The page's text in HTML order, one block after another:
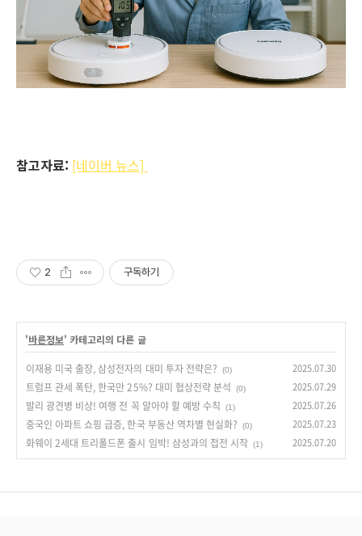
참고자료: [네이버 뉴스]
2 구독하기
'바른정보' 카테고리의 다른 글
이재용 미국 출장, 삼성전자의 대미 투자 전략은? (0) 2025.07.30
트럼프 관세 폭탄, 한국만 25%? 대미 협상전략 분석 (0) 2025.07.29
발리 광견병 비상! 여행 전 꼭 알아야 할 예방 수칙 (1) 2025.07.26
중국인 아파트 쇼핑 급증, 한국 부동산 역차별 현실화? (0) 2025.07.23
화웨이 2세대 트리폴드폰 출시 임박! 삼성과의 접전 시작 (1) 2025.07.20